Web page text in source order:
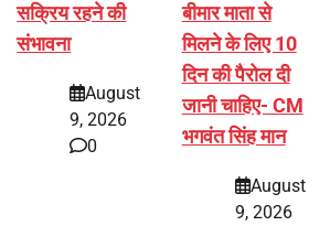
सक्रिय रहने की
संभावना
August
9, 2026
0
बीमार माता से
मिलने के लिए 10
दिन की पैरोल दी
जानी चाहिए- CM
भगवंत सिंह मान
August
9, 2026